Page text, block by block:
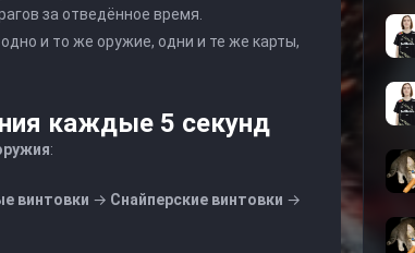
за отведённое время.
и то же оружие, одни и те же карты,
каждые 5 секунд
:
винтовки → Снайперские винтовки →